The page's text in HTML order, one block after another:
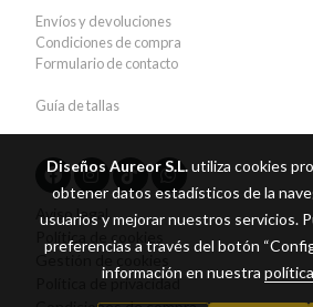
Envíos y devoluciones
Condiciones de compra
Formulario de contacto
Guía de tallas
Aviso legal
Política de cookies
Gestión de cookies
Política de privacidad
Diseños Aureor S.L.utiliza cookies
obtener datos estadísticos de la
usuarios y mejorar nuestros servicios.
preferencias a través del botón
información en nuestra